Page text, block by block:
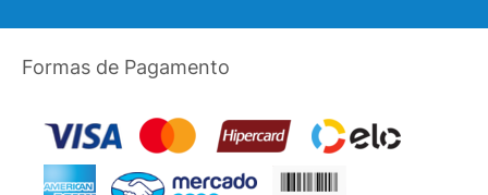
Formas de Pagamento